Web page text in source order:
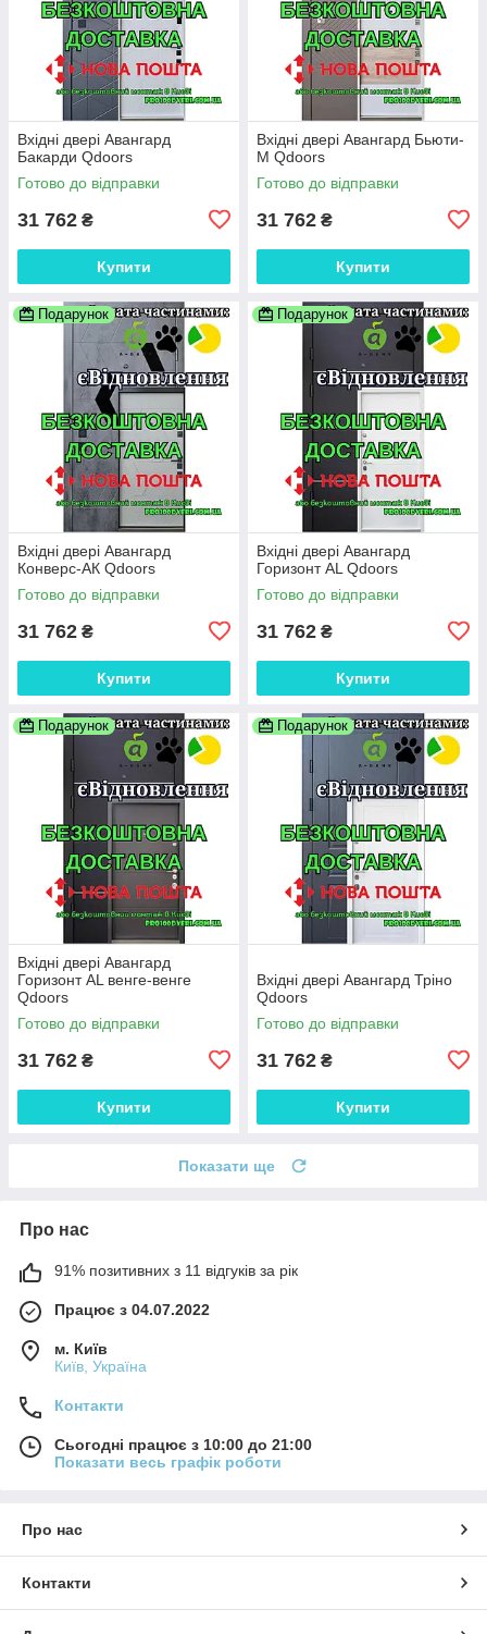
Вхідні двері Авангард
Бакарди Qdoors
Готово до відправки
31 762 ₴
Купити
Вхідні двері Авангард Бьюти-
М Qdoors
Готово до відправки
31 762 ₴
Купити
Подарунок
Вхідні двері Авангард
Конверс-АК Qdoors
Готово до відправки
31 762 ₴
Купити
Подарунок
Вхідні двері Авангард
Горизонт AL Qdoors
Готово до відправки
31 762 ₴
Купити
Подарунок
Вхідні двері Авангард
Горизонт AL венге-венге
Qdoors
Готово до відправки
31 762 ₴
Купити
Подарунок
Вхідні двері Авангард Тріно
Qdoors
Готово до відправки
31 762 ₴
Купити
Показати ще
Про нас
91% позитивних з 11 відгуків за рік
Працює з 04.07.2022
м. Київ
Київ, Україна
Контакти
Сьогодні працює з 10:00 до 21:00
Показати весь графік роботи
Про нас
Контакти